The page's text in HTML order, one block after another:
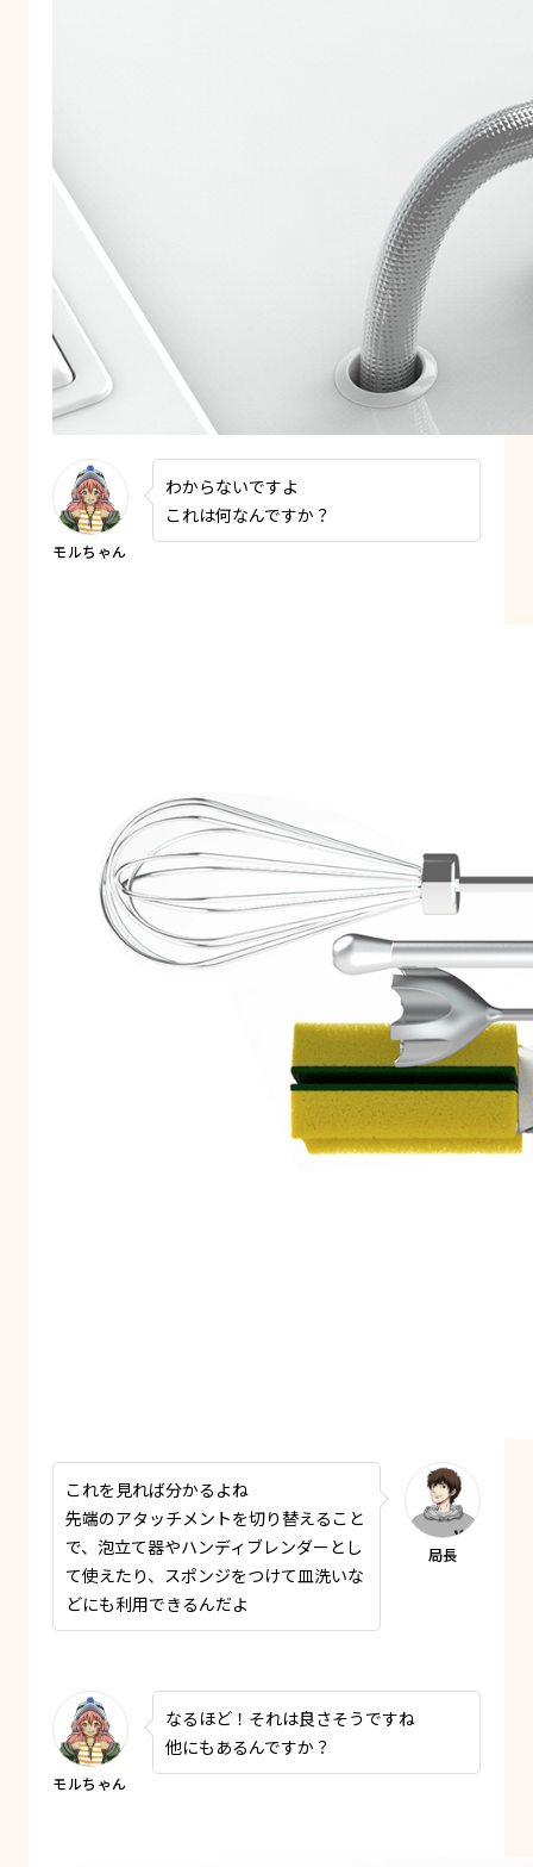
わからないですよ
これは何なんですか？
これを見れば分かるよね
先端のアタッチメントを切り替えること
で、泡立て器やハンディブレンダーとし
て使えたり、スポンジをつけて皿洗いな
どにも利用できるんだよ
なるほど！それは良さそうですね
他にもあるんですか？